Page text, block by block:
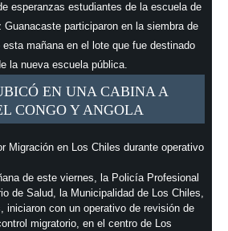
esperanzas estudiantes de la escuela de
Guanacaste participaron en la siembra de
mañana en el lote que fue destinado
la nueva escuela pública.
EN UNA CABINA A
CONGO Y ANGOLA
Migración en Los Chiles durante operativo
de este viernes, la Policía Profesional
de Salud, la Municipalidad de Los Chiles,
iniciaron con un operativo de revisión de
migratorio, en el centro de Los